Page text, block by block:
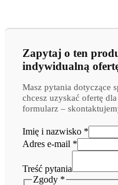
Zapytaj o ten
indywidualną
Masz pytania dotyczące
chcesz uzyskać ofertę
formularz –
Imię i nazwisko *
Adres e-mail *
nazwisko
e-
Treść pytania
Zgody *